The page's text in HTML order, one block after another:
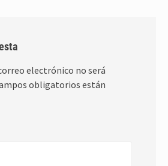
electrónico no será
obligatorios están